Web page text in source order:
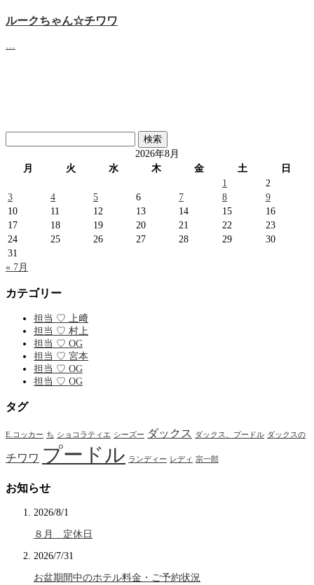
ルークちゃん☆チワワ
索:
2026年8月
月
火 水 木 金 土
日
1
2
3
4 5 6 7 8
9
10
11 12 13 14 15
16
17
18 19 20 21 22
23
24
25 26 27 28 29
30
31
« 7月
カテゴリー
担当 ♡ 上﨑
担当 ♡ 村上
担当 ♡ OG
担当 ♡ 宮本
担当 ♡ OG
担当 ♡ OG
タグ
E.コッカー ち ショコラティエ シーズー ダックス ダックス、プードル ダックスの
チワワ プードル ランディー レディ 宗一郎
お知らせ
2026/8/1
８月 定休日
2026/7/31
お盆期間中のホテル料金・ご予約状況